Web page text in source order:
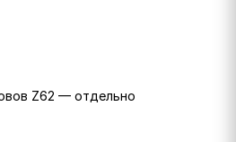
Z62 — отдельно